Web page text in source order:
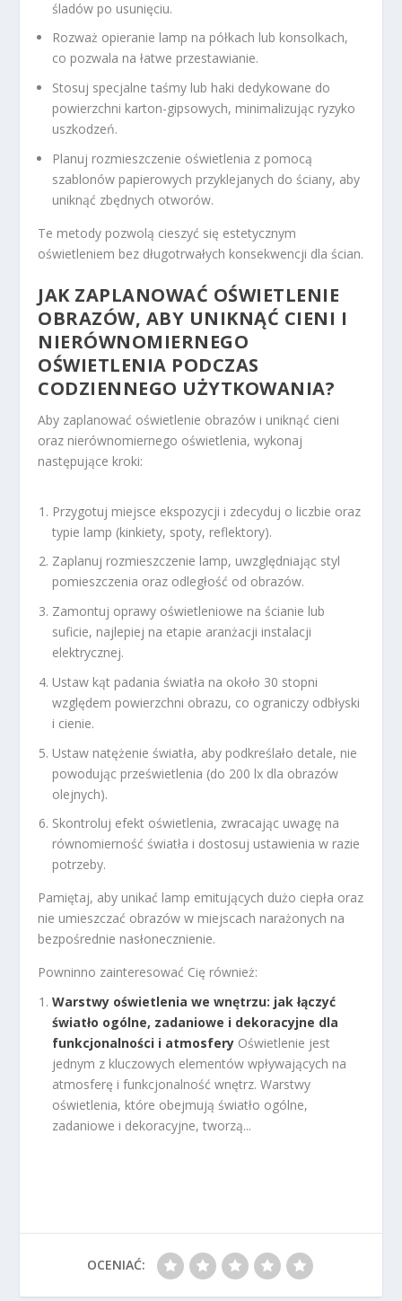
śladów po usunięciu.
Rozważ opieranie lamp na półkach lub konsolkach,
co pozwala na łatwe przestawianie.
Stosuj specjalne taśmy lub haki dedykowane do
powierzchni karton-gipsowych, minimalizując ryzyko
uszkodzeń.
Planuj rozmieszczenie oświetlenia z pomocą
szablonów papierowych przyklejanych do ściany, aby
uniknąć zbędnych otworów.
Te metody pozwolą cieszyć się estetycznym
oświetleniem bez długotrwałych konsekwencji dla ścian.
JAK ZAPLANOWAĆ OŚWIETLENIE
OBRAZÓW, ABY UNIKNĄĆ CIENI I
NIERÓWNOMIERNEGO
OŚWIETLENIA PODCZAS
CODZIENNEGO UŻYTKOWANIA?
Aby zaplanować oświetlenie obrazów i uniknąć cieni
oraz nierównomiernego oświetlenia, wykonaj
następujące kroki:
Przygotuj miejsce ekspozycji i zdecyduj o liczbie oraz
typie lamp (kinkiety, spoty, reflektory).
Zaplanuj rozmieszczenie lamp, uwzględniając styl
pomieszczenia oraz odległość od obrazów.
Zamontuj oprawy oświetleniowe na ścianie lub
suficie, najlepiej na etapie aranżacji instalacji
elektrycznej.
Ustaw kąt padania światła na około 30 stopni
względem powierzchni obrazu, co ograniczy odbłyski
i cienie.
Ustaw natężenie światła, aby podkreślało detale, nie
powodując prześwietlenia (do 200 lx dla obrazów
olejnych).
Skontroluj efekt oświetlenia, zwracając uwagę na
równomierność światła i dostosuj ustawienia w razie
potrzeby.
Pamiętaj, aby unikać lamp emitujących dużo ciepła oraz
nie umieszczać obrazów w miejscach narażonych na
bezpośrednie nasłonecznienie.
Powninno zainteresować Cię również:
Warstwy oświetlenia we wnętrzu: jak łączyć
światło ogólne, zadaniowe i dekoracyjne dla
funkcjonalności i atmosfery Oświetlenie jest
jednym z kluczowych elementów wpływających na
atmosferę i funkcjonalność wnętrz. Warstwy
oświetlenia, które obejmują światło ogólne,
zadaniowe i dekoracyjne, tworzą...
OCENIAĆ: